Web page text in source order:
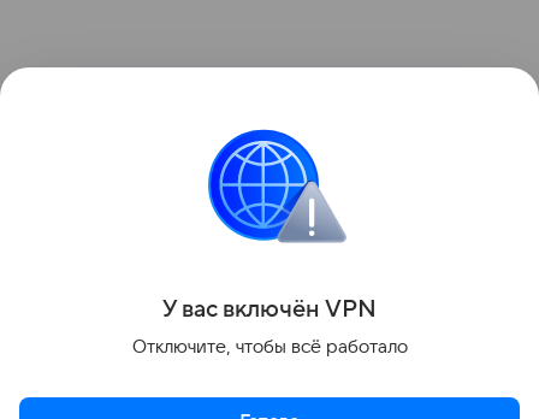
Поделиться
У вас включён VPN
Отключите, чтобы всё работало